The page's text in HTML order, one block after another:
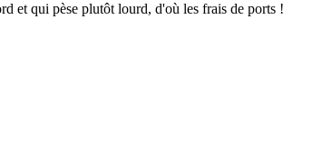
et qui pèse plutôt lourd, d'où les frais de ports !